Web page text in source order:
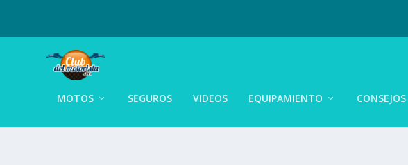
MOTOS SEGUROS VIDEOS EQUIPAMIENTO CONSEJOS